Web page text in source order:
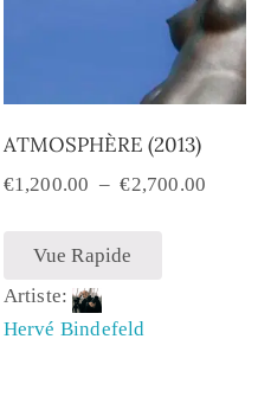
ATMOSPHÈRE (2013)
€1,200.00 – €2,700.00
Vue Rapide
Artiste:
Hervé Bindefeld